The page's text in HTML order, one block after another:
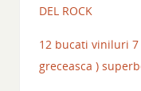
DEL ROCK
12 bucati viniluri 7
greceasca )